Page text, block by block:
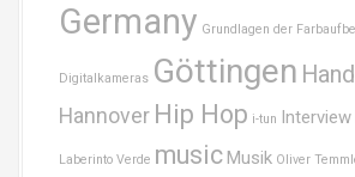
Germany Grundlagen der
Digitalkameras Göttingen
Hannover Hip Hop i-tun Interview
Laberinto Verde music Musik Oliver